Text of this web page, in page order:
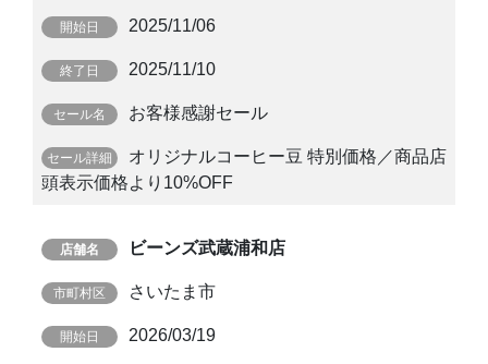
2025/11/06
2025/11/10
お客様感謝セール
オリジナルコーヒー豆 特別価格／商品店
頭表示価格より10%OFF
ビーンズ武蔵浦和店
さいたま市
2026/03/19